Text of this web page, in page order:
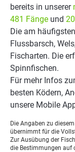
bereits in unserer
481 Fänge und
Die am
Flussbarsch,
Fischarten. Die
Spinnfischen.
Für mehr Infos
besten Ködern,
unsere Mobile
Die Angaben zu
übernimmt für die
Zur Ausübung der
die Bestimmungen auf